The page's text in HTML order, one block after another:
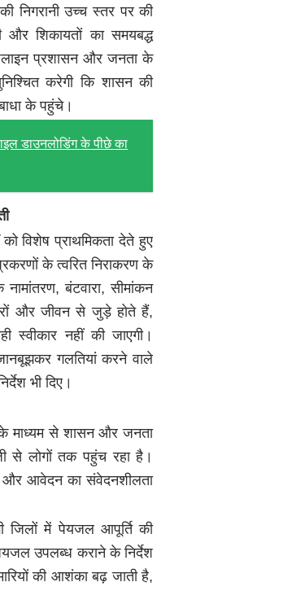
निगरानी उच्च स्तर पर की
और शिकायतों का समयबद्ध
प्रशासन और जनता के
करेगी कि शासन की
के पहुंचे।
डाउनलोडिंग के पीछे का
को विशेष प्राथमिकता देते हुए
के त्वरित निराकरण के
बंटवारा, सीमांकन
और जीवन से जुड़े होते हैं,
स्वीकार नहीं की जाएगी।
गलतियां करने वाले
भी दिए।
के माध्यम से शासन और जनता
से लोगों तक पहुंच रहा है।
और आवेदन का संवेदनशीलता
जिलों में पेयजल आपूर्ति की
पेयजल उपलब्ध कराने के निर्देश
की आशंका बढ़ जाती है,